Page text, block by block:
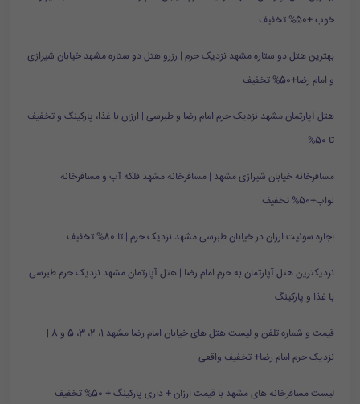
خوب +50% تخفیف
بهترین هتل دو ستاره مشهد نزدیک حرم | رزرو هتل دو ستاره مشهد خیابان شیرازی
و امام رضا+50% تخفیف
هتل آپارتمان مشهد نزدیک حرم امام رضا و طبرسی | ارزان با غذا، پارکینگ و تخفیف
تا 50%
مسافرخانه خیابان شیرازی مشهد | مسافرخانه مشهد فلکه آب و مسافرخانه
نواب+50% تخفیف
اجاره سوئیت ارزان در خیابان طبرسی مشهد نزدیک حرم | تا 80% تخفیف
نزدیکترین هتل آپارتمان به حرم امام رضا | هتل آپارتمان مشهد نزدیک حرم طبرسی
با غذا و پارکینگ
قیمت و شماره تلفن و لیست هتل های خیابان امام رضا مشهد 1، 2، 3، 5 و 8 |
نزدیک حرم امام رضا+ تخفیف واقعی
لیست مسافرخانه های مشهد با قیمت ارزان + داری پارکینگ + 50% تخفیف